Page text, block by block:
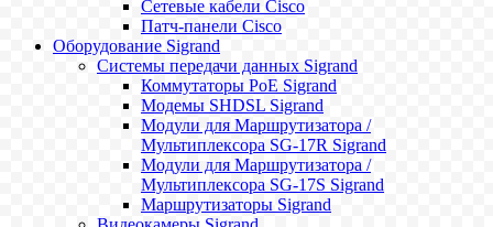
Сетевые кабели Cisco
Патч-панели Cisco
Оборудование Sigrand
Системы передачи данных Sigrand
Коммутаторы PoE Sigrand
Модемы SHDSL Sigrand
Модули для Маршрутизатора /
Мультиплексора SG-17R Sigrand
Модули для Маршрутизатора /
Мультиплексора SG-17S Sigrand
Маршрутизаторы Sigrand